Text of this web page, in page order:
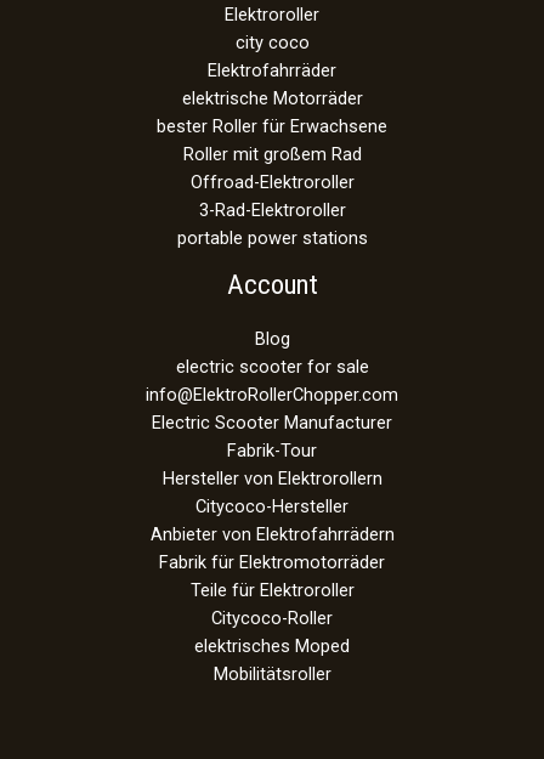
Elektroroller
city coco
Elektrofahrräder
elektrische Motorräder
bester Roller für Erwachsene
Roller mit großem Rad
Offroad-Elektroroller
3-Rad-Elektroroller
portable power stations
Account
Blog
electric scooter for sale
info@ElektroRollerChopper.com
Electric Scooter Manufacturer
Fabrik-Tour
Hersteller von Elektrorollern
Citycoco-Hersteller
Anbieter von Elektrofahrrädern
Fabrik für Elektromotorräder
Teile für Elektroroller
Citycoco-Roller
elektrisches Moped
Mobilitätsroller